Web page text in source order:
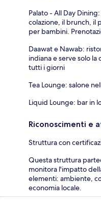
Palato - All Day
colazione, il brunch, il
per bambini.
Daawat e Nawab:
indiana e serve solo
tutti i giorni
Tea Lounge: salone
Liquid Lounge: bar in
Riconoscimenti e
Struttura con
Questa struttura
monitora l'impatto
elementi: ambiente,
economia locale.